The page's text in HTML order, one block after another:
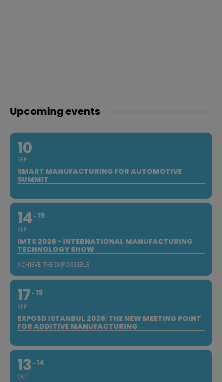
Upcoming events
10
SEP
SMART MANUFACTURING FOR AUTOMOTIVE
SUMMIT
14
SEP
19
IMTS 2026 - INTERNATIONAL MANUFACTURING
TECHNOLOGY SHOW
ACHIEVE THE IMPOSSIBLE
17
SEP
19
EXPO3D ISTANBUL 2026: THE NEW MEETING POINT
FOR ADDITIVE MANUFACTURING
13
OCT
14